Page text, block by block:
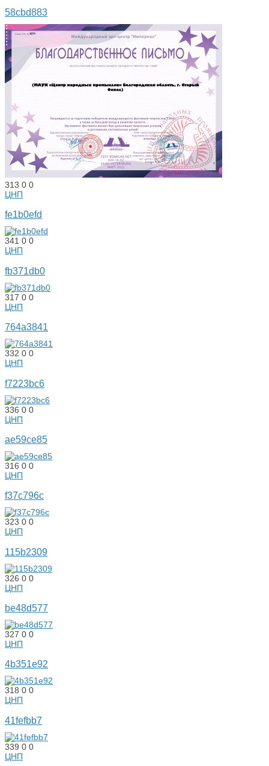
58cbd883
313 0 0
ЦНП
fe1b0efd
341 0 0
ЦНП
fb371db0
317 0 0
ЦНП
764a3841
332 0 0
ЦНП
f7223bc6
336 0 0
ЦНП
ae59ce85
316 0 0
ЦНП
f37c796c
323 0 0
ЦНП
115b2309
326 0 0
ЦНП
be48d577
327 0 0
ЦНП
4b351e92
318 0 0
ЦНП
41fefbb7
339 0 0
ЦНП